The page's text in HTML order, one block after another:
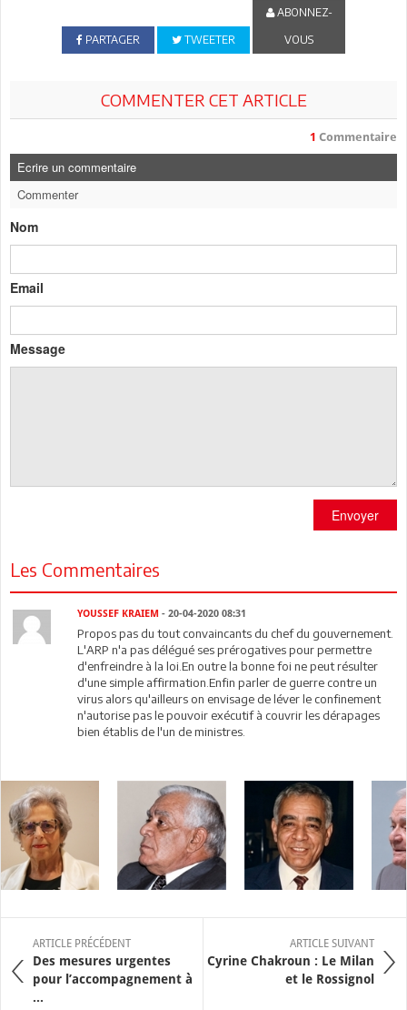
PARTAGER TWEETER
ABONNEZ-
VOUS
COMMENTER CET ARTICLE
1 Commentaire
Ecrire un commentaire
Commenter
Nom
Email
Message
Envoyer
Les Commentaires
YOUSSEF KRAIEM - 20-04-2020 08:31
Propos pas du tout convaincants du chef du gouvernement.
L'ARP n'a pas délégué ses prérogatives pour permettre
d'enfreindre à la loi.En outre la bonne foi ne peut résulter
d'une simple affirmation.Enfin parler de guerre contre un
virus alors qu'ailleurs on envisage de léver le confinement
n'autorise pas le pouvoir exécutif à couvrir les dérapages
bien établis de l'un de ministres.
ARTICLE PRÉCÉDENT
Des mesures urgentes
pour l’accompagnement à
...
ARTICLE SUIVANT
Cyrine Chakroun : Le Milan
et le Rossignol